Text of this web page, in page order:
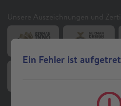
Unsere Auszeichnungen und
Ein Fehler ist